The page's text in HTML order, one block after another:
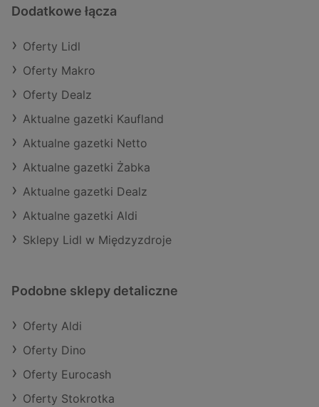
Dodatkowe łącza
Oferty Lidl
Oferty Makro
Oferty Dealz
Aktualne gazetki Kaufland
Aktualne gazetki Netto
Aktualne gazetki Żabka
Aktualne gazetki Dealz
Aktualne gazetki Aldi
Sklepy Lidl w Międzyzdroje
Podobne sklepy detaliczne
Oferty Aldi
Oferty Dino
Oferty Eurocash
Oferty Stokrotka